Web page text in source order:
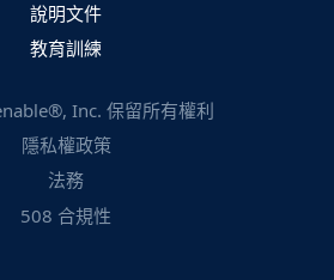
說明文件
教育訓練
Inc. 保留所有權利
隱私權政策
法務
508 合規性